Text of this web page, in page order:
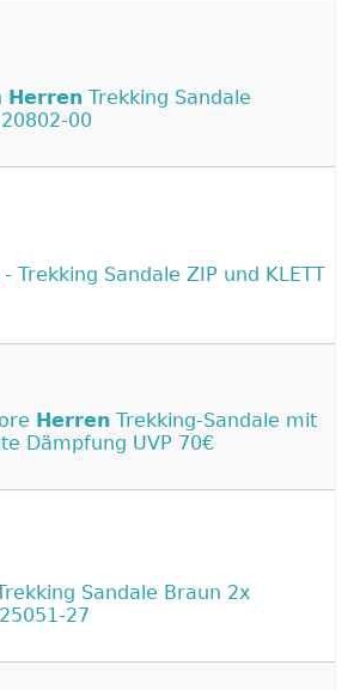
Herren Trekking Sandale
00
- Trekking Sandale ZIP und KLETT
Herren Trekking-Sandale mit
Dämpfung UVP 70€
Sandale Braun 2x
27